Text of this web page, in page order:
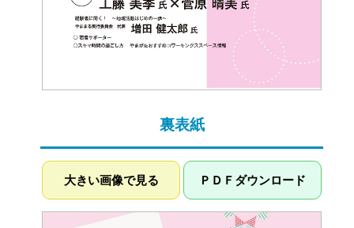
裏表紙
大きい画像で見る ＰＤＦダウンロード